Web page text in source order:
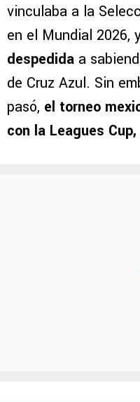
vinculaba a la
en el Mundial 2026,
despedida a
de Cruz Azul. Sin
pasó, el torneo
con la Leagues